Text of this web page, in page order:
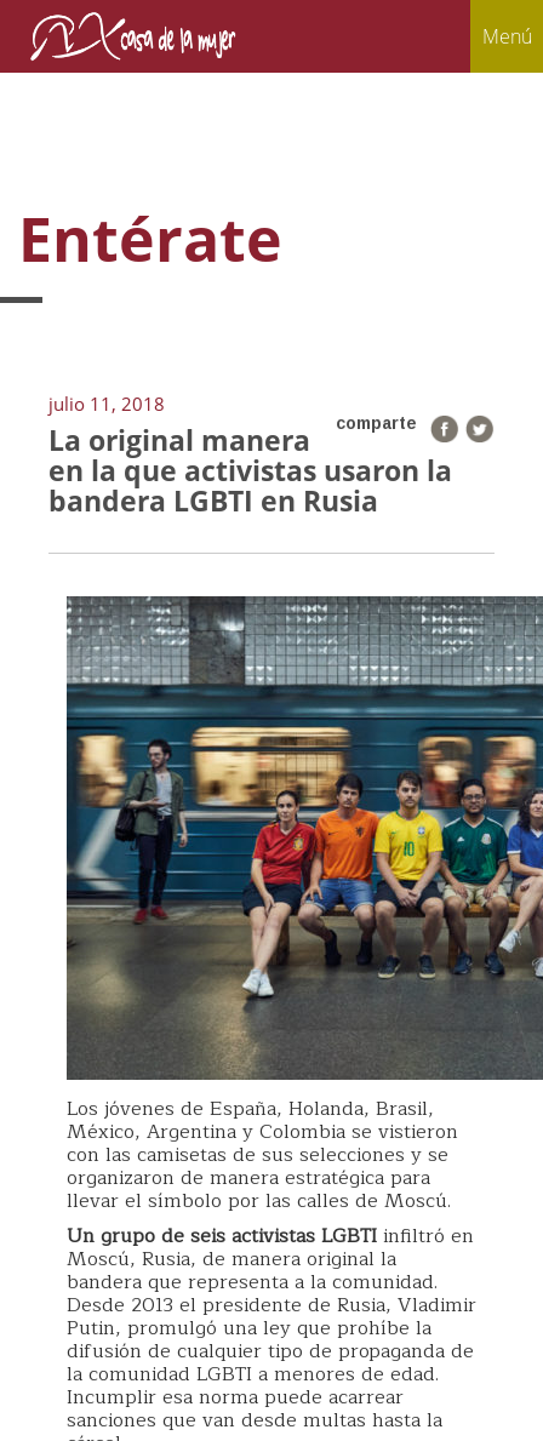
Menú
Entérate
julio 11, 2018
comparte
La original manera
en la que activistas usaron la
bandera LGBTI en Rusia
Los jóvenes de España, Holanda, Brasil,
México, Argentina y Colombia se vistieron
con las camisetas de sus selecciones y se
organizaron de manera estratégica para
llevar el símbolo por las calles de Moscú.
Un grupo de seis activistas LGBTIinfiltró en
Moscú, Rusia, de manera original la
bandera que representa a la comunidad.
Desde 2013 el presidente de Rusia, Vladimir
Putin, promulgó una ley que prohíbe la
difusión de cualquier tipo de propaganda de
la comunidad LGBTI a menores de edad.
Incumplir esa norma puede acarrear
sanciones que van desde multas hasta la